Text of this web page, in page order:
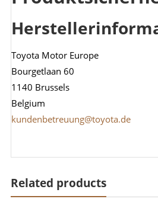
Toyota Motor Europe
Bourgetlaan 60
1140 Brussels
Belgium
kundenbetreuung@toyota.de
Related products